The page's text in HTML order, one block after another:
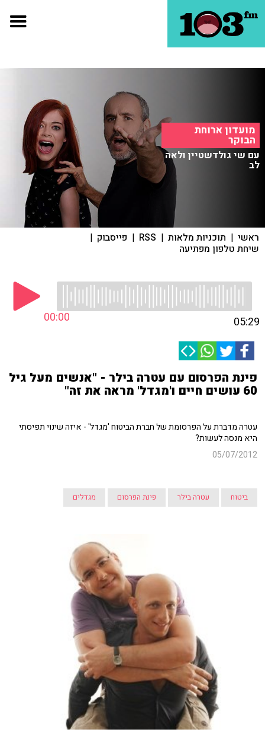
מועדון ארוחת
הבוקר
עם שי גולדשטיין ולאה
לב
ראשי | תוכניות מלאות |
RSS
| פייסבוק |
שיחת טלפון מפתיעה
00:00 05:29
פינת הפרסום עם עטרה בילר - "אנשים מעל גיל
60 עושים חיים ו'מגדל' מראה את זה"
עטרה מדברת על הפרסומת של חברת הביטוח 'מגדל' - איזה שינוי תפיסתי
היא מנסה לעשות?
05/07/2012
ביטוח עטרה בילר פינת הפרסום מגדלים